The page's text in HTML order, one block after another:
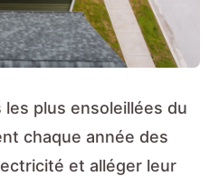
les plus ensoleillées du
chaque année des
et alléger leur